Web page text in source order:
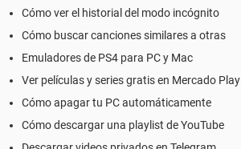
Cómo ver el historial del modo incógnito
Cómo buscar canciones similares a otras
Emuladores de PS4 para PC y Mac
Ver películas y series gratis en Mercado Play
Cómo apagar tu PC automáticamente
Cómo descargar una playlist de YouTube